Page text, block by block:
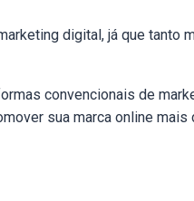
digital, já que tanto
convencionais de
sua marca online mais